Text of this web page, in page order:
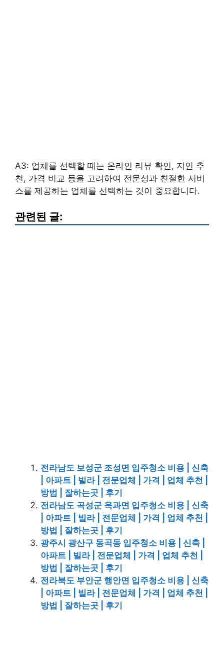
A3: 업체를 선택할 때는 온라인 리뷰 확인, 지인 추
천, 가격 비교 등을 고려하여 전문성과 친절한 서비
스를 제공하는 업체를 선택하는 것이 중요합니다.
관련된 글:
전라남도 보성군 조성면 입주청소 비용 | 신축
| 아파트 | 빌라 | 전문업체 | 가격 | 업체 추천 |
방법 | 잘하는곳 | 후기
전라남도 곡성군 옥과면 입주청소 비용 | 신축
| 아파트 | 빌라 | 전문업체 | 가격 | 업체 추천 |
방법 | 잘하는곳 | 후기
광주시 광산구 동곡동 입주청소 비용 | 신축 |
아파트 | 빌라 | 전문업체 | 가격 | 업체 추천 |
방법 | 잘하는곳 | 후기
전라북도 부안군 행안면 입주청소 비용 | 신축
| 아파트 | 빌라 | 전문업체 | 가격 | 업체 추천 |
방법 | 잘하는곳 | 후기